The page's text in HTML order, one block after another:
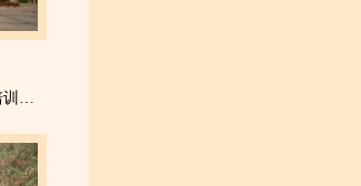
红岩革命纪念馆-重庆红色教育培训基地